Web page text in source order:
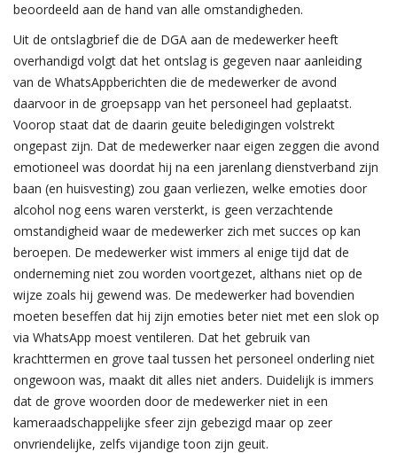
beoordeeld aan de hand van alle omstandigheden.
Uit de ontslagbrief die de DGA aan de medewerker heeft
overhandigd volgt dat het ontslag is gegeven naar aanleiding
van de WhatsAppberichten die de medewerker de avond
daarvoor in de groepsapp van het personeel had geplaatst.
Voorop staat dat de daarin geuite beledigingen volstrekt
ongepast zijn. Dat de medewerker naar eigen zeggen die avond
emotioneel was doordat hij na een jarenlang dienstverband zijn
baan (en huisvesting) zou gaan verliezen, welke emoties door
alcohol nog eens waren versterkt, is geen verzachtende
omstandigheid waar de medewerker zich met succes op kan
beroepen. De medewerker wist immers al enige tijd dat de
onderneming niet zou worden voortgezet, althans niet op de
wijze zoals hij gewend was. De medewerker had bovendien
moeten beseffen dat hij zijn emoties beter niet met een slok op
via WhatsApp moest ventileren. Dat het gebruik van
krachttermen en grove taal tussen het personeel onderling niet
ongewoon was, maakt dit alles niet anders. Duidelijk is immers
dat de grove woorden door de medewerker niet in een
kameraadschappelijke sfeer zijn gebezigd maar op zeer
onvriendelijke, zelfs vijandige toon zijn geuit.